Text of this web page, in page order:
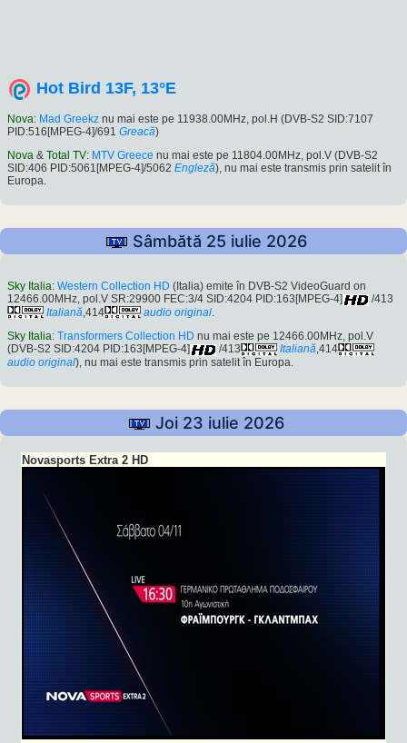
Hot Bird 13F, 13°E
Nova: Mad Greekz nu mai este pe 11938.00MHz, pol.H (DVB-S2 SID:7107
PID:516[MPEG-4]/691 Greacă)
Nova & Total TV: MTV Greece nu mai este pe 11804.00MHz, pol.V (DVB-S2
SID:406 PID:5061[MPEG-4]/5062 Engleză), nu mai este transmis prin satelit în
Europa.
Sâmbătă 25 iulie 2026
Sky Italia: Western Collection HD (Italia) emite în DVB-S2 VideoGuard on
12466.00MHz, pol.V SR:29900 FEC:3/4 SID:4204 PID:163[MPEG-4]
/413
Italiană ,414 audio original
Sky Italia: Transformers Collection HD nu mai este pe 12466.00MHz, pol.V
(DVB-S2 SID:4204 PID:163[MPEG-4]
/413 Italiană,414
audio original), nu mai este transmis prin satelit în Europa.
Joi 23 iulie 2026
Novasports Extra 2 HD